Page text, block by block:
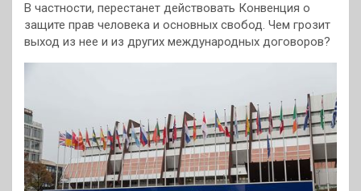
В частности, перестанет действовать Конвенция о
защите прав человека и основных свобод. Чем грозит
выход из нее и из других международных договоров?